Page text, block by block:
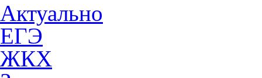
Актуально
ЕГЭ
ЖКХ